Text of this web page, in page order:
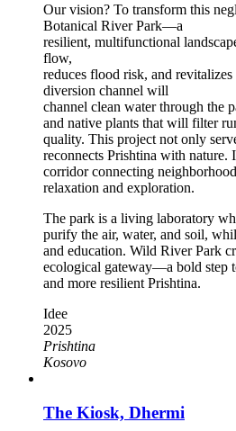
Our vision? To transform this
Botanical River Park—a
resilient, multifunctional
flow,
reduces flood risk, and
diversion channel will
channel clean water through the
and native plants that will filter
quality. This project not only
reconnects Prishtina with nature.
corridor connecting
relaxation and exploration.
The park is a living laboratory
purify the air, water, and soil,
and education. Wild River Park
ecological gateway—a bold step
and more resilient Prishtina.
Idee
2025
Prishtina
Kosovo
The Kiosk, Dhermi